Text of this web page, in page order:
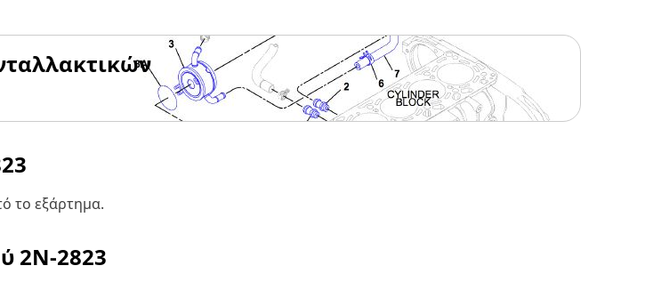
το εξάρτημα.
2N-2823